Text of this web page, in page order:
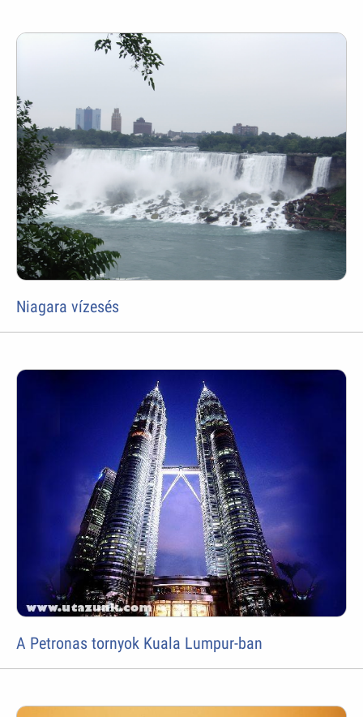
Niagara vízesés
A Petronas tornyok Kuala Lumpur-ban